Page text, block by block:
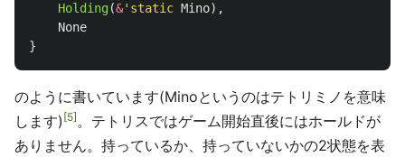
Holding(&'static Mino),
None
}
のように書いています(Minoというのはテトリミノを意味
します) 5 。テトリスではゲーム開始直後にはホールドが
ありません。持っているか、持っていないかの2状態を表